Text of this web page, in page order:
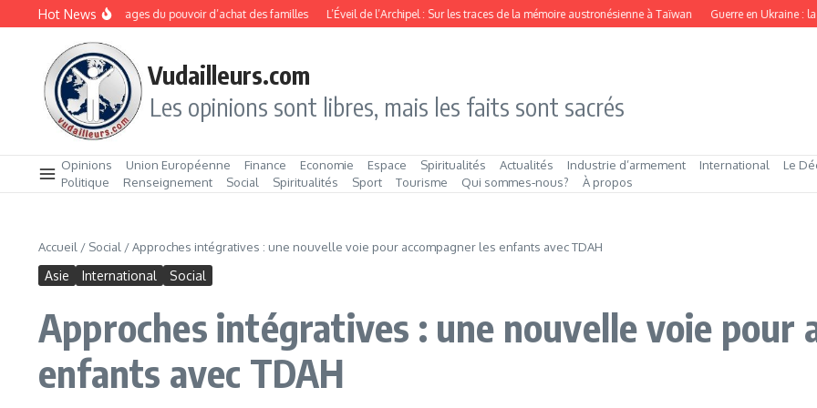
Aller au contenu
Hot News
2026 : les arbitrages du pouvoir d’achat des familles L’Éveil de l’Archipel : Sur les traces de la mémoire austronésienne à Taïwan Guerre en Ukraine : la mer
Vudailleurs.com
Les opinions sont libres, mais les faits sont sacrés
Opinions Union Européenne Finance Economie Espace Spiritualités Actualités Industrie d’armement International Le
Politique
Renseignement Social Spiritualités Sport Tourisme Qui sommes‑nous? À propos
Accueil / Social /Approches intégratives : une nouvelle voie pour accompagner les enfants avec TDAH
Asie International Social
Approches intégratives : une nouvelle voie pour
enfants avec TDAH